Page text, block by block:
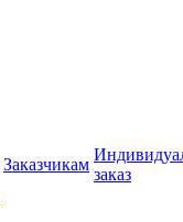
Заказчикам
заказ